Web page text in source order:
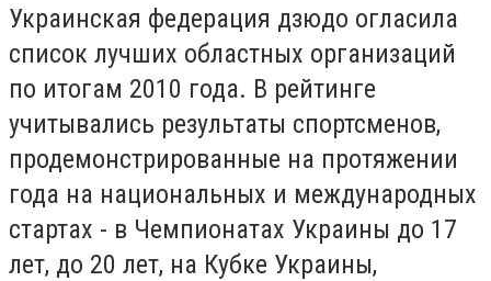
Украинская федерация дзюдо огласила
список лучших областных организаций
по итогам 2010 года. В рейтинге
учитывались результаты спортсменов,
продемонстрированные на протяжении
года на национальных и международных
стартах - в Чемпионатах Украины до 17
лет, до 20 лет, на Кубке Украины,